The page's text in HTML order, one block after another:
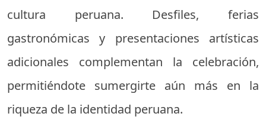
cultura peruana. Desfiles, ferias
gastronómicas y presentaciones artísticas
adicionales complementan la celebración,
permitiéndote sumergirte aún más en la
riqueza de la identidad peruana.